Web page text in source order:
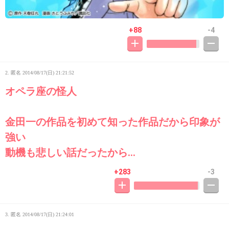
+88 -4
2. 匿名 2014/08/17(日) 21:21:52
オペラ座の怪人
金田一の作品を初めて知った作品だから印象が
強い
動機も悲しい話だったから…
+283 -3
3. 匿名 2014/08/17(日) 21:24:01